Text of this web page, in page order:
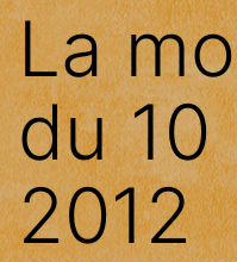
La
du 10
2012